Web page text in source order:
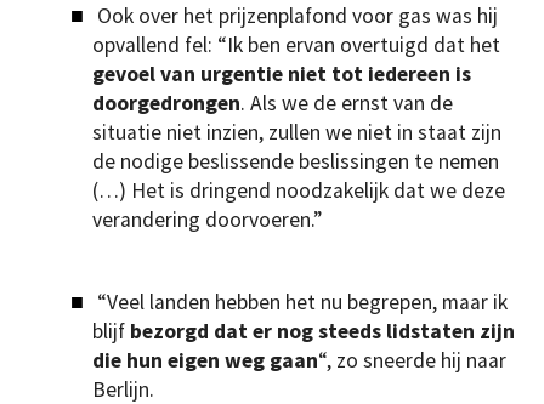
Ook over het prijzenplafond voor gas was hij
opvallend fel: “Ik ben ervan overtuigd dat het
gevoel van urgentie niet tot iedereen is
doorgedrongen. Als we de ernst van de
situatie niet inzien, zullen we niet in staat zijn
de nodige beslissende beslissingen te nemen
(…) Het is dringend noodzakelijk dat we deze
verandering doorvoeren.”
“Veel landen hebben het nu begrepen, maar ik
blijf bezorgd dat er nog steeds lidstaten zijn
die hun eigen weg gaan“, zo sneerde hij naar
Berlijn.